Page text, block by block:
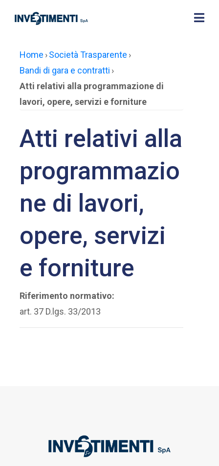
Home ›Società Trasparente ›
Bandi di gara e contratti ›
Atti relativi alla programmazione di
lavori, opere, servizi e forniture
Atti relativi alla
programmazio
ne di lavori,
opere, servizi
e forniture
Riferimento normativo:
art. 37 D.lgs. 33/2013